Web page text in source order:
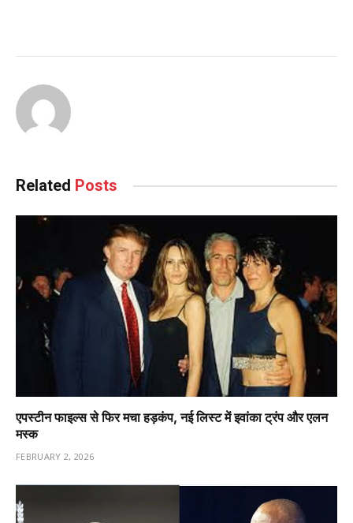
Related Posts
एपस्टीन फाइल्स से फिर मचा हड़कंप, नई लिस्ट में इवांका ट्रंप और एलन
मस्क
FEBRUARY 2, 2026